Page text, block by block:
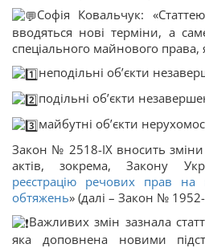
Софія Ковальчук:
вводяться нові терміни, а
спеціального майнового права,
неподільні об’єкти
подільні об’єкти
майбутні об’єкти
Закон № 2518-ІХ вносить
актів, зокрема, Закону
реєстрацію речових прав
обтяжень» (далі – Закон №
Важливих змін зазнала
яка доповнена новими